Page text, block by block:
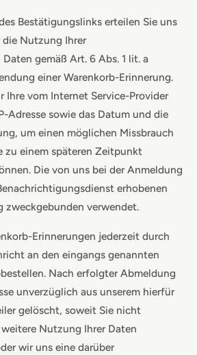
Bestätigungslinks erteilen Sie uns
Nutzung Ihrer
gemäß Art. 6 Abs. 1 lit. a
einer Warenkorb-Erinnerung.
Ihre vom Internet Service-Provider
Adresse sowie das Datum und die
um einen möglichen Missbrauch
zu einem späteren Zeitpunkt
Die von uns bei der Anmeldung
erhobenen
zweckgebunden verwendet.
Erinnerungen jederzeit durch
an den eingangs genannten
Nach erfolgter Abmeldung
unverzüglich aus unserem hierfür
gelöscht, soweit Sie nicht
Nutzung Ihrer Daten
wir uns eine darüber